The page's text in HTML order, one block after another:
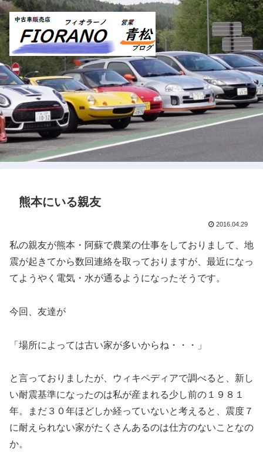
熊本にいる親友
2016.04.29
私の親友が熊本・阿蘇で農業の仕事をしておりまして、地
震が起きてから数回連絡を取っておりますが、最近になっ
てようやく電気・水が通るようになったそうです。
今回、友達が
「場所によっては古い家が多いからね・・・」
と言っておりましたが、ウィキペディアで調べると、新し
い耐震基準になったのは私が産まれる少し前の１９８１
年。まだ３０年ほどしか経っていないと考えると、震度７
に耐えられない家がたくさんあるのは仕方のないことなの
か。